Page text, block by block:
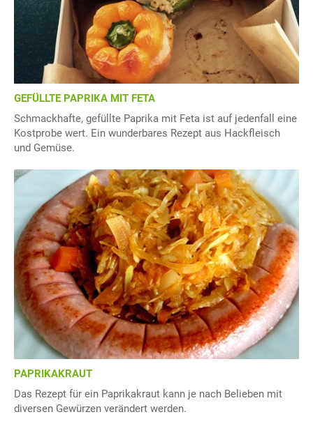
GEFÜLLTE PAPRIKA MIT FETA
Schmackhafte, gefüllte Paprika mit Feta ist auf jedenfall eine
Kostprobe wert. Ein wunderbares Rezept aus Hackfleisch
und Gemüse.
PAPRIKAKRAUT
Das Rezept für ein Paprikakraut kann je nach Belieben mit
diversen Gewürzen verändert werden.